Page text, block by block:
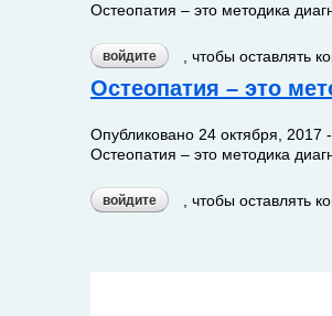
Остеопатия – это методика
войдите , чтобы оставлять
Остеопатия – это
Опубликовано 24 октября, 2017
Остеопатия – это методика
войдите , чтобы оставлять